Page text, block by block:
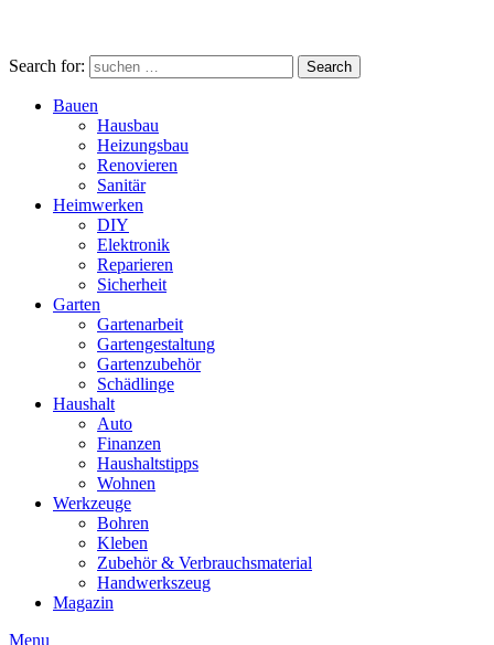
Search for: Search
Bauen
Hausbau
Heizungsbau
Renovieren
Sanitär
Heimwerken
DIY
Elektronik
Reparieren
Sicherheit
Garten
Gartenarbeit
Gartengestaltung
Gartenzubehör
Schädlinge
Haushalt
Auto
Finanzen
Haushaltstipps
Wohnen
Werkzeuge
Bohren
Kleben
Zubehör & Verbrauchsmaterial
Handwerkszeug
Magazin
Menu